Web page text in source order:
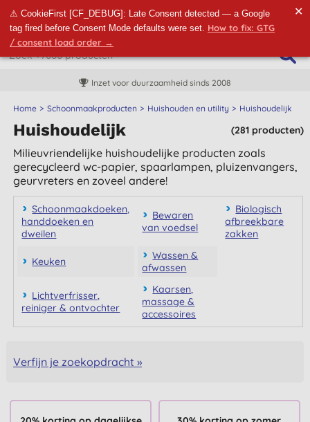
⚠ CookieFirst [CF_DEBUG]: Late Consent detected — a Google
tag fired before Consent Mode defaults were set. How to fix: GTG
/ consent load order →
✕
Inzet voor duurzaamheid sinds 2008
Home Schoonmaakproducten Huishouden en utility Huishoudelijk
(281 producten)
Huishoudelijk
Milieuvriendelijke huishoudelijke producten zoals
gerecycleerd wc-papier, spaarlampen, pluizenvangers,
geurvreters en zoveel andere!
Schoonmaakdoeken,
handdoeken en
dweilen
Bewaren
van voedsel
Biologisch
afbreekbare
zakken
Keuken
Wassen &
afwassen
Lichtverfrisser,
reiniger & ontvochter
Kaarsen,
massage &
accessoires
Verfijn je zoekopdracht »